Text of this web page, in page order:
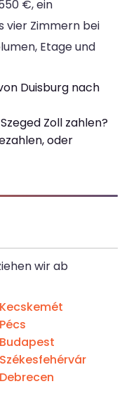
€, ein
vier Zimmern bei
Etage und
Duisburg nach
Zoll zahlen?
oder
wir ab